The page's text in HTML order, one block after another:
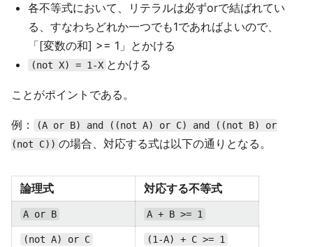
各不等式において、リテラルは必ずorで結ばれてい
る、すなわちどれか一つでも1であればよいので、
「[変数の和] >= 1」とかける
(not X) = 1-X とかける
ことがポイントである。
例：
(A or B) and ((not A) or C) and ((not B) or
(not C)) の場合、対応する式は以下の通りとなる。
論理式 対応する不等式
A or B A + B >= 1
(not A) or C (1-A) + C >= 1